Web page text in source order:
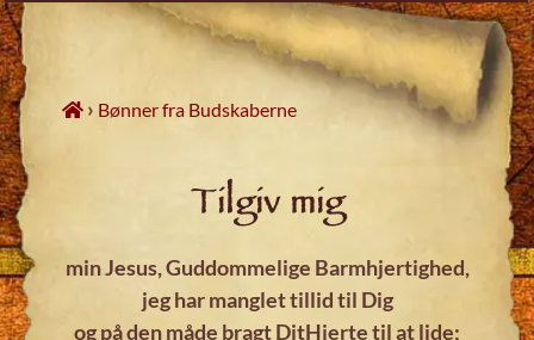
Skip
to
content
› Bønner fra Budskaberne
Tilgiv mig
min Jesus, Guddommelige Barmhjertighed,
jeghar manglet tillid til Dig
og på den måde bragt DitHjerte til at lide;